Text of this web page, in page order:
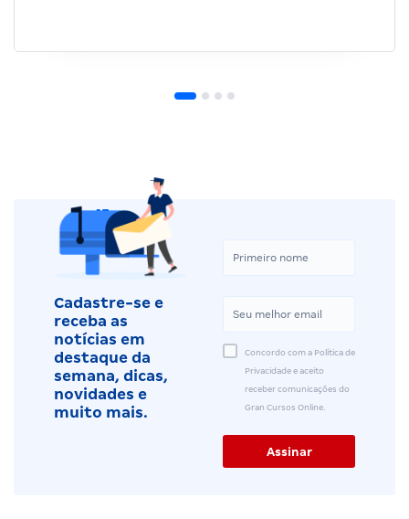
Cadastre-se e
receba as
notícias em
destaque da
semana, dicas,
novidades e
muito mais.
Concordo com a Política de
Privacidade e aceito
receber comunicações do
Gran Cursos Online.